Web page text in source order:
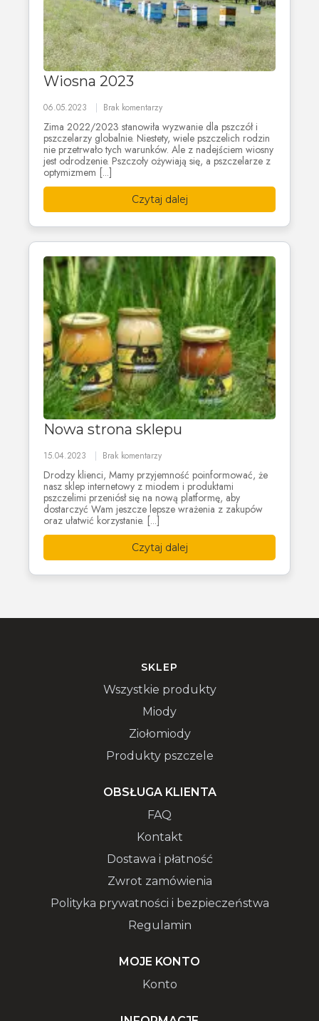
Wiosna 2023
06.05.2023 Brak komentarzy
Zima 2022/2023 stanowiła wyzwanie dla pszczół i
pszczelarzy globalnie. Niestety, wiele pszczelich rodzin
nie przetrwało tych warunków. Ale z nadejściem wiosny
jest odrodzenie. Pszczoły ożywiają się, a pszczelarze z
optymizmem [...]
Czytaj dalej
Nowa strona sklepu
15.04.2023 Brak komentarzy
Drodzy klienci, Mamy przyjemność poinformować, że
nasz sklep internetowy z miodem i produktami
pszczelimi przeniósł się na nową platformę, aby
dostarczyć Wam jeszcze lepsze wrażenia z zakupów
oraz ułatwić korzystanie. [...]
Czytaj dalej
SKLEP
Wszystkie produkty
Miody
Ziołomiody
Produkty pszczele
OBSŁUGA KLIENTA
FAQ
Kontakt
Dostawa i płatność
Zwrot zamówienia
Polityka prywatności i bezpieczeństwa
Regulamin
MOJE KONTO
Konto